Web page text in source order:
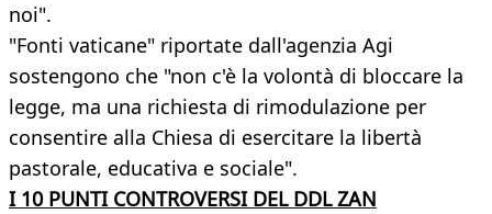
noi".
"Fonti vaticane" riportate dall'agenzia Agi
sostengono che "non c'è la volontà di bloccare la
legge, ma una richiesta di rimodulazione per
consentire alla Chiesa di esercitare la libertà
pastorale, educativa e sociale".
I 10 PUNTI CONTROVERSI DEL DDL ZAN